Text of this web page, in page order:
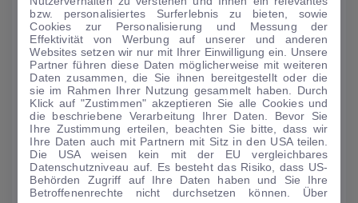
AUTO-MEDIENPORTAL: Genf 2024: Dacia mit drei
Premieren
Als einer der wenigen Autohersteller ist Dacia in der kommenden
Woche auf dem Auto-Salon in Genf vertreten. Auf einem 900
Quadratmeter groß...
MEHR LESEN
bzw. personalisiertes Surferlebnis zu bieten, sowie
Cookies zur Personalisierung und Messung der
Effektivität von Werbung auf unserer und anderen
Websites setzen wir nur mit Ihrer Einwilligung ein. Unsere
Partner führen diese Daten möglicherweise mit weiteren
Daten zusammen, die Sie ihnen bereitgestellt oder die
sie im Rahmen Ihrer Nutzung gesammelt haben. Durch
Klick auf "Zustimmen" akzeptieren Sie alle Cookies und
die beschriebene Verarbeitung Ihrer Daten. Bevor Sie
Ihre Zustimmung erteilen, beachten Sie bitte, dass wir
Ihre Daten auch mit Partnern mit Sitz in den USA teilen.
Die USA weisen kein mit der EU vergleichbares
Datenschutzniveau auf. Es besteht das Risiko, dass US-
Behörden Zugriff auf Ihre Daten haben und Sie Ihre
Betroffenenrechte nicht durchsetzen können. Über